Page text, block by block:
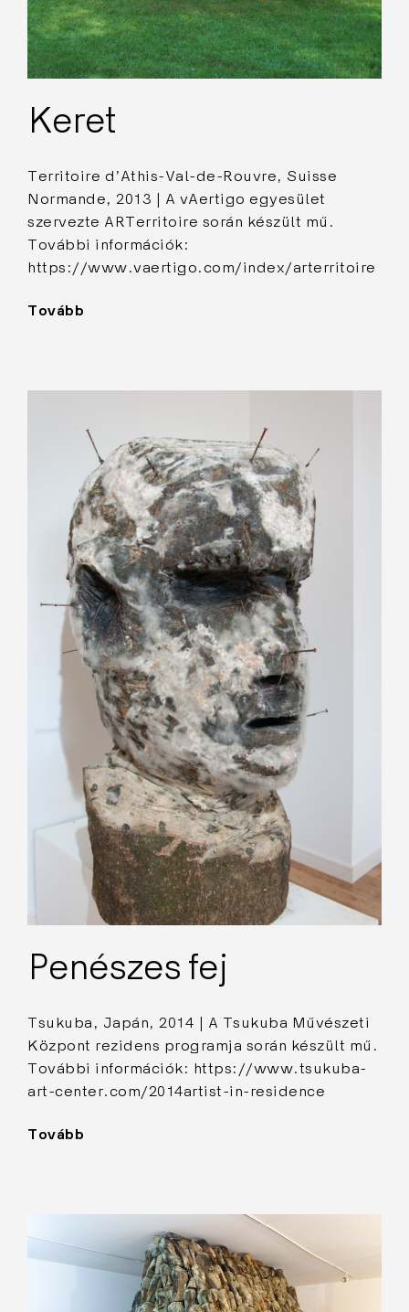
Keret
Territoire d’Athis-Val-de-Rouvre, Suisse
Normande, 2013 | A vAertigo egyesület
szervezte ARTerritoire során készült mű.
További információk:
https://www.vaertigo.com/index/arterritoire
Tovább
Penészes fej
Tsukuba, Japán, 2014 | A Tsukuba Művészeti
Központ rezidens programja során készült mű.
További információk: https://www.tsukuba-
art-center.com/2014artist-in-residence
Tovább